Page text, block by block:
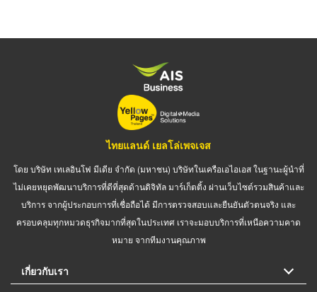
ไทยแลนด์ เยลโล่เพจเจส
โดย บริษัท เทเลอินโฟ มีเดีย จำกัด (มหาชน) บริษัทในเครือเอไอเอส ในฐานะผู้นำที่
ไม่เคยหยุดพัฒนาบริการที่ดีที่สุดด้านดิจิทัล มาร์เก็ตติ้ง ผ่านเว็บไซต์รวมสินค้าและ
บริการ จากผู้ประกอบการที่เชื่อถือได้ มีการตรวจสอบและยืนยันตัวตนจริง และ
ครอบคลุมทุกหมวดธุรกิจมากที่สุดในประเทศ เราจะมอบบริการที่เหนือความคาด
หมาย จากทีมงานคุณภาพ
เกี่ยวกับเรา